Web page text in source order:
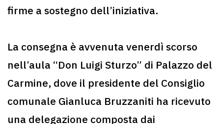
firme a sostegno dell’iniziativa.
La consegna è avvenuta venerdì scorso
nell’aula “Don Luigi Sturzo” di Palazzo del
Carmine, dove il presidente del Consiglio
comunale Gianluca Bruzzaniti ha ricevuto
una delegazione composta dai